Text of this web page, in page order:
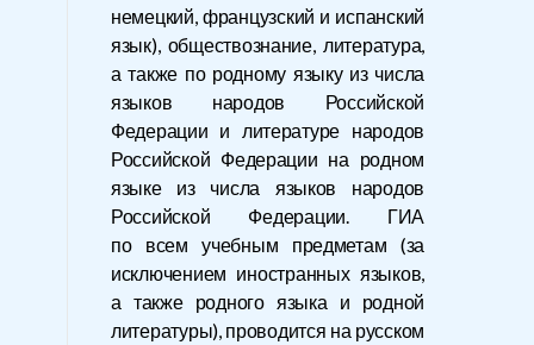
немецкий, французский и испанский
язык), обществознание, литература,
а также по родному языку из числа
языков народов Российской
Федерации и литературе народов
Российской Федерации на родном
языке из числа языков народов
Российской Федерации. ГИА
по всем учебным предметам (за
исключением иностранных языков,
а также родного языка и родной
литературы), проводится на русском